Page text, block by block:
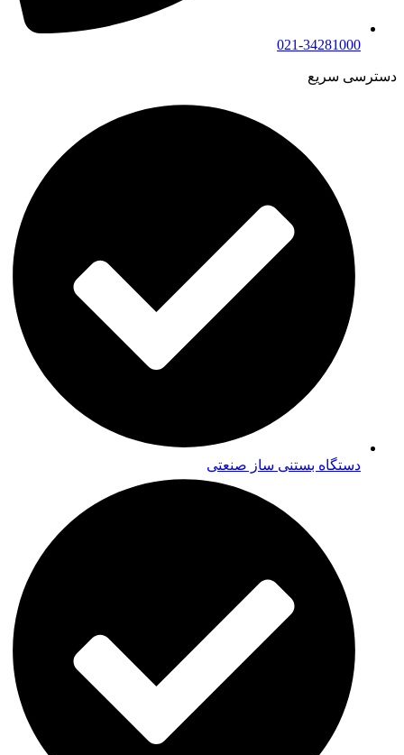
021-34281000
دسترسی سریع
دستگاه بستنی ساز صنعتی